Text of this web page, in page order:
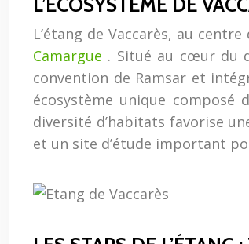
L’ÉCOSYSTÈME DE
L’étang de Vaccarès, au
Camargue . Situé au cœur du
convention de Ramsar et
écosystème unique composé
diversité d’habitats favorise
et un site d’étude important